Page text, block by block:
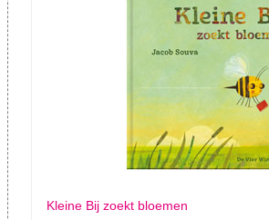
Kleine Bij zoekt bloemen